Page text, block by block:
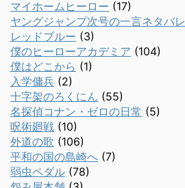
マイホームヒーロー (17)
ヤングジャンプ次号の一言ネタバレ
レッドブルー (3)
僕のヒーローアカデミア (104)
僕はどこから (1)
入学傭兵 (2)
十字架のろくにん (55)
名探偵コナン・ゼロの日常 (5)
呪術廻戦 (10)
外道の歌 (106)
平和の国の島崎へ (7)
弱虫ペダル (78)